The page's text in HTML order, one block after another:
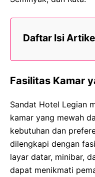
Daftar Isi
Fasilitas Kamar
Sandat Hotel Legian
kamar yang mewah
kebutuhan dan
dilengkapi dengan
layar datar, minibar,
dapat menikmati